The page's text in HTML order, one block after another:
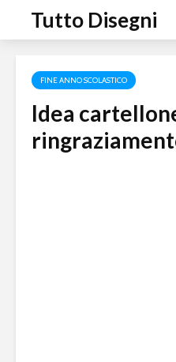
Tutto Disegni
FINE ANNO SCOLASTICO
Idea